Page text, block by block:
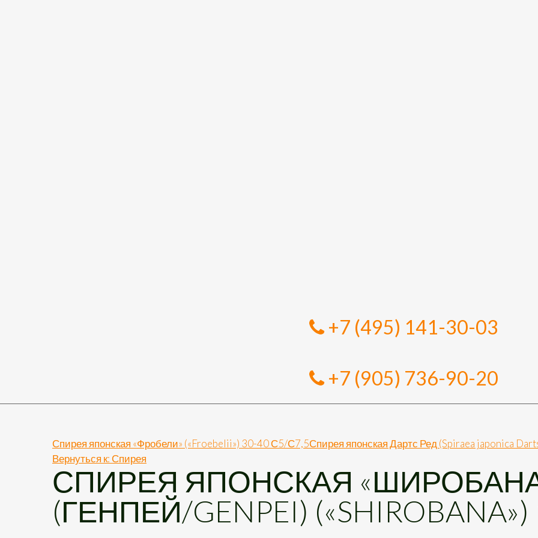
+7 (495) 141-30-03
+7 (905) 736-90-20
Спирея японская «Фробели» («Froebelii») 30-40 С5/С7,5Спирея японская Дартс Ред (Spiraea japonica
Вернуться к: Спирея
СПИРЕЯ ЯПОНСКАЯ
(ГЕНПЕЙ/GENPEI)